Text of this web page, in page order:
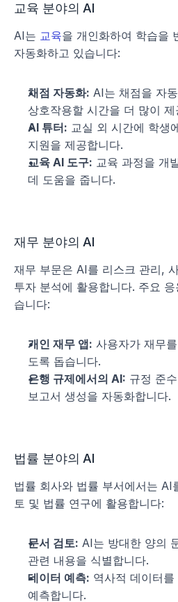
교육 분야의 AI
AI는 교육을 개인화하여 학습을
자동화하고 있습니다:
채점 자동화: AI는 채점을 자
상호작용할 시간을 더 많이 제
AI 튜터: 교실 외 시간에 학생
지원을 제공합니다.
교육 AI 도구: 교육 과정을 개
데 도움을 줍니다.
재무 분야의 AI
재무 부문은 AI를 리스크 관리,
투자 분석에 활용합니다. 주요
습니다:
개인 재무 앱: 사용자가 재무
도록 돕습니다.
은행 규제에서의 AI: 규정 준
보고서 생성을 자동화합니다.
법률 분야의 AI
법률 회사와 법률 부서에서는 AI
토 및 법률 연구에 활용합니다:
문서 검토: AI는 방대한 양의
관련 내용을 식별합니다.
데이터 예측: 역사적 데이터
예측합니다.